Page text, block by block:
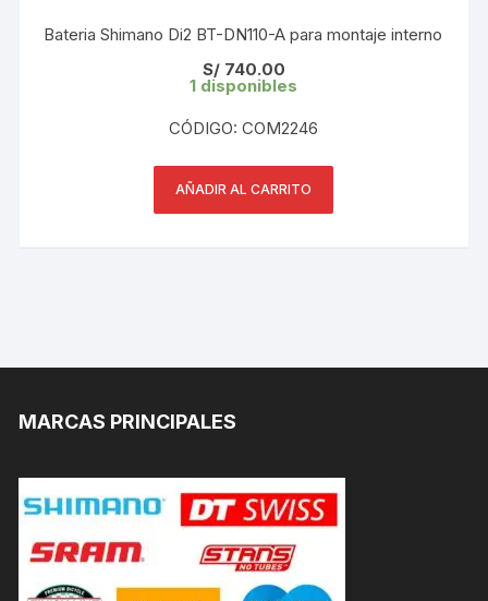
Bateria Shimano Di2 BT-DN110-A para montaje interno
S/740.00
1 disponibles
CÓDIGO: COM2246
AÑADIR AL CARRITO
MARCAS PRINCIPALES